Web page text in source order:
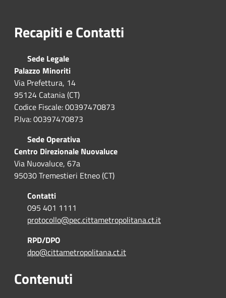
Recapiti e Contatti
Sede Legale
Palazzo Minoriti
Via Prefettura, 14
95124 Catania (CT)
Codice Fiscale: 00397470873
P.Iva: 00397470873
Sede Operativa
Centro Direzionale Nuovaluce
Via Nuovaluce, 67a
95030 Tremestieri Etneo (CT)
Contatti
095 401 1111
protocollo@pec.cittametropolitana.ct.it
RPD/DPO
dpo@cittametropolitana.ct.it
Contenuti